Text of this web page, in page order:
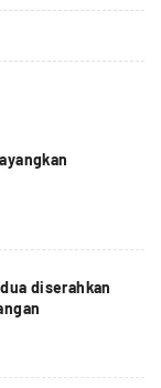
diserahkan